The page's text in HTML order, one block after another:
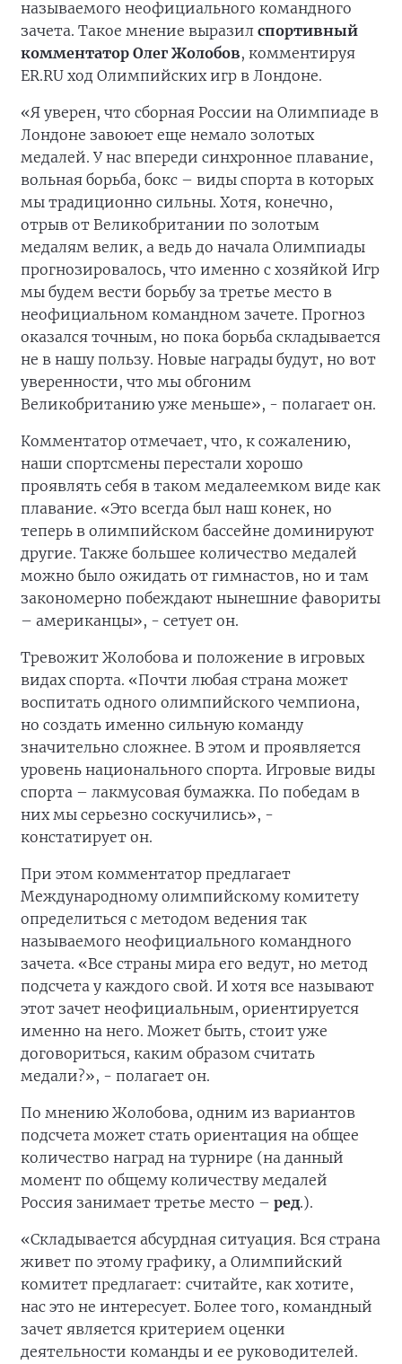
называемого неофициального командного
зачета. Такое мнение выразил спортивный
комментатор Олег Жолобов, комментируя
ER.RU ход Олимпийских игр в Лондоне.
«Я уверен, что сборная России на Олимпиаде в
Лондоне завоюет еще немало золотых
медалей. У нас впереди синхронное плавание,
вольная борьба, бокс – виды спорта в которых
мы традиционно сильны. Хотя, конечно,
отрыв от Великобритании по золотым
медалям велик, а ведь до начала Олимпиады
прогнозировалось, что именно с хозяйкой Игр
мы будем вести борьбу за третье место в
неофициальном командном зачете. Прогноз
оказался точным, но пока борьба складывается
не в нашу пользу. Новые награды будут, но вот
уверенности, что мы обгоним
Великобританию уже меньше», - полагает он.
Комментатор отмечает, что, к сожалению,
наши спортсмены перестали хорошо
проявлять себя в таком медалеемком виде как
плавание. «Это всегда был наш конек, но
теперь в олимпийском бассейне доминируют
другие. Также большее количество медалей
можно было ожидать от гимнастов, но и там
закономерно побеждают нынешние фавориты
– американцы», - сетует он.
Тревожит Жолобова и положение в игровых
видах спорта. «Почти любая страна может
воспитать одного олимпийского чемпиона,
но создать именно сильную команду
значительно сложнее. В этом и проявляется
уровень национального спорта. Игровые виды
спорта – лакмусовая бумажка. По победам в
них мы серьезно соскучились», -
констатирует он.
При этом комментатор предлагает
Международному олимпийскому комитету
определиться с методом ведения так
называемого неофициального командного
зачета. «Все страны мира его ведут, но метод
подсчета у каждого свой. И хотя все называют
этот зачет неофициальным, ориентируется
именно на него. Может быть, стоит уже
договориться, каким образом считать
медали?», - полагает он.
По мнению Жолобова, одним из вариантов
подсчета может стать ориентация на общее
количество наград на турнире (на данный
момент по общему количеству медалей
Россия занимает третье место – ред.).
«Складывается абсурдная ситуация. Вся страна
живет по этому графику, а Олимпийский
комитет предлагает: считайте, как хотите,
нас это не интересует. Более того, командный
зачет является критерием оценки
деятельности команды и ее руководителей.